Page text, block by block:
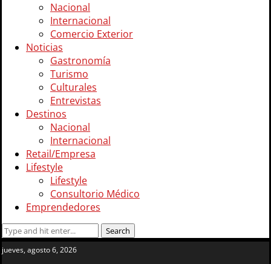
Nacional
Internacional
Comercio Exterior
Noticias
Gastronomía
Turismo
Culturales
Entrevistas
Destinos
Nacional
Internacional
Retail/Empresa
Lifestyle
Lifestyle
Consultorio Médico
Emprendedores
jueves, agosto 6, 2026